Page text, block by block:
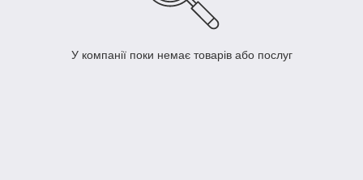
У компанії поки немає товарів або послуг